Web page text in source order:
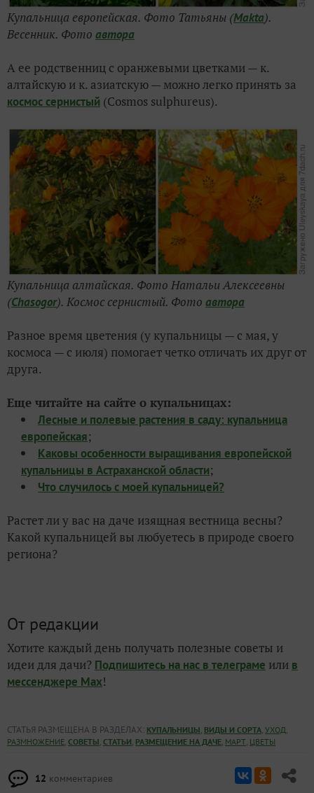
Купальница европейская. Фото Татьяны (Makta).
Весенник. Фото автора
А ее родственниц с оранжевыми цветками — к.
алтайскую и к. азиатскую — можно легко принять за
космос сернистый (Cosmos sulphureus).
Купальница алтайская. Фото Натальи Алексеевны
(Chasogor). Космос сернистый. Фото автора
Разное время цветения (у купальницы — с мая, у
космоса — с июля) помогает четко отличать их друг от
друга.
Еще читайте на сайте о купальницах:
Лесные и полевые растения в саду: купальница
европейская;
Каковы особенности выращивания европейской
купальницы в Астраханской области;
Что случилось с моей купальницей?
Растет ли у вас на даче изящная вестница весны?
Какой купальницей вы любуетесь в природе своего
региона?
От редакции
Хотите каждый день получать полезные советы и
идеи для дачи? Подпишитесь на нас в телеграме или в
мессенджере Max!
СТАТЬЯ РАЗМЕЩЕНА В РАЗДЕЛАХ: КУПАЛЬНИЦЫ, ВИДЫ И СОРТА, УХОД,
РАЗМНОЖЕНИЕ, СОВЕТЫ, СТАТЬИ, РАЗМЕЩЕНИЕ НА ДАЧЕ, МАРТ, ЦВЕТЫ
12 комментариев